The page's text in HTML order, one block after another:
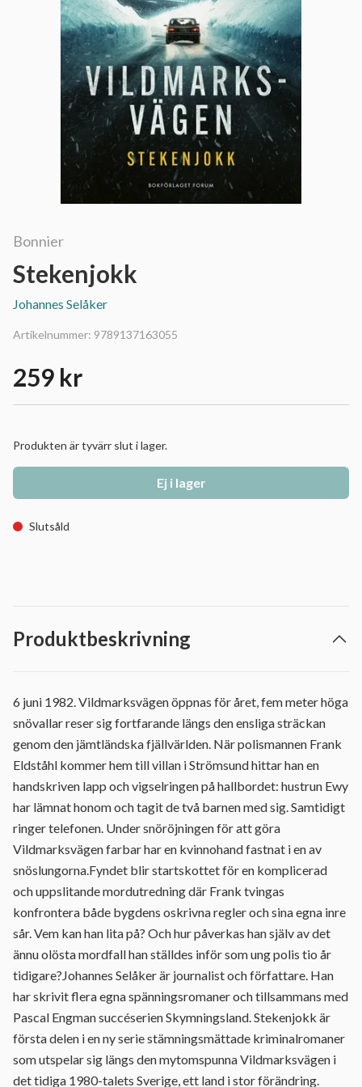
Bonnier
Stekenjokk
Johannes Selåker
Artikelnummer: 9789137163055
259 kr
Produkten är tyvärr slut i lager.
Ej i lager
Slutsåld
Produktbeskrivning
6 juni 1982. Vildmarksvägen öppnas för året, fem meter höga
snövallar reser sig fortfarande längs den ensliga sträckan
genom den jämtländska fjällvärlden. När polismannen Frank
Eldståhl kommer hem till villan i Strömsund hittar han en
handskriven lapp och vigselringen på hallbordet: hustrun Ewy
har lämnat honom och tagit de två barnen med sig. Samtidigt
ringer telefonen. Under snöröjningen för att göra
Vildmarksvägen farbar har en kvinnohand fastnat i en av
snöslungorna.Fyndet blir startskottet för en komplicerad
och uppslitande mordutredning där Frank tvingas
konfrontera både bygdens oskrivna regler och sina egna inre
sår. Vem kan han lita på? Och hur påverkas han själv av det
ännu olösta mordfall han ställdes inför som ung polis tio år
tidigare?Johannes Selåker är journalist och författare. Han
har skrivit flera egna spänningsromaner och tillsammans med
Pascal Engman succéserien Skymningsland. Stekenjokk är
första delen i en ny serie stämningsmättade kriminalromaner
som utspelar sig längs den mytomspunna Vildmarksvägen i
det tidiga 1980-talets Sverige, ett land i stor förändring.